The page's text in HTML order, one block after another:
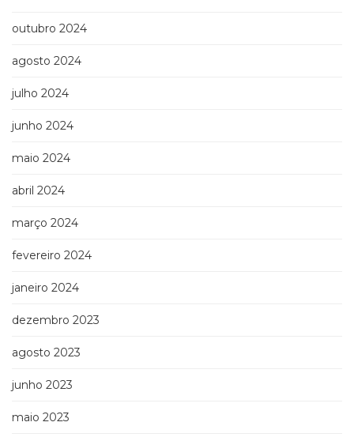
outubro 2024
agosto 2024
julho 2024
junho 2024
maio 2024
abril 2024
março 2024
fevereiro 2024
janeiro 2024
dezembro 2023
agosto 2023
junho 2023
maio 2023